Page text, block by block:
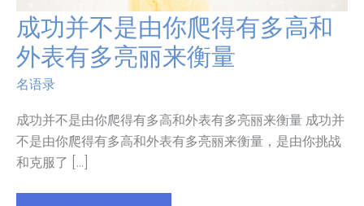
成功并不是由你爬得有多高和
外表有多亮丽来衡量
名语录
成功并不是由你爬得有多高和外表有多亮丽来衡量 成功并
不是由你爬得有多高和外表有多亮丽来衡量，是由你挑战
和克服了 […]
成
功
并
由
你
爬
有